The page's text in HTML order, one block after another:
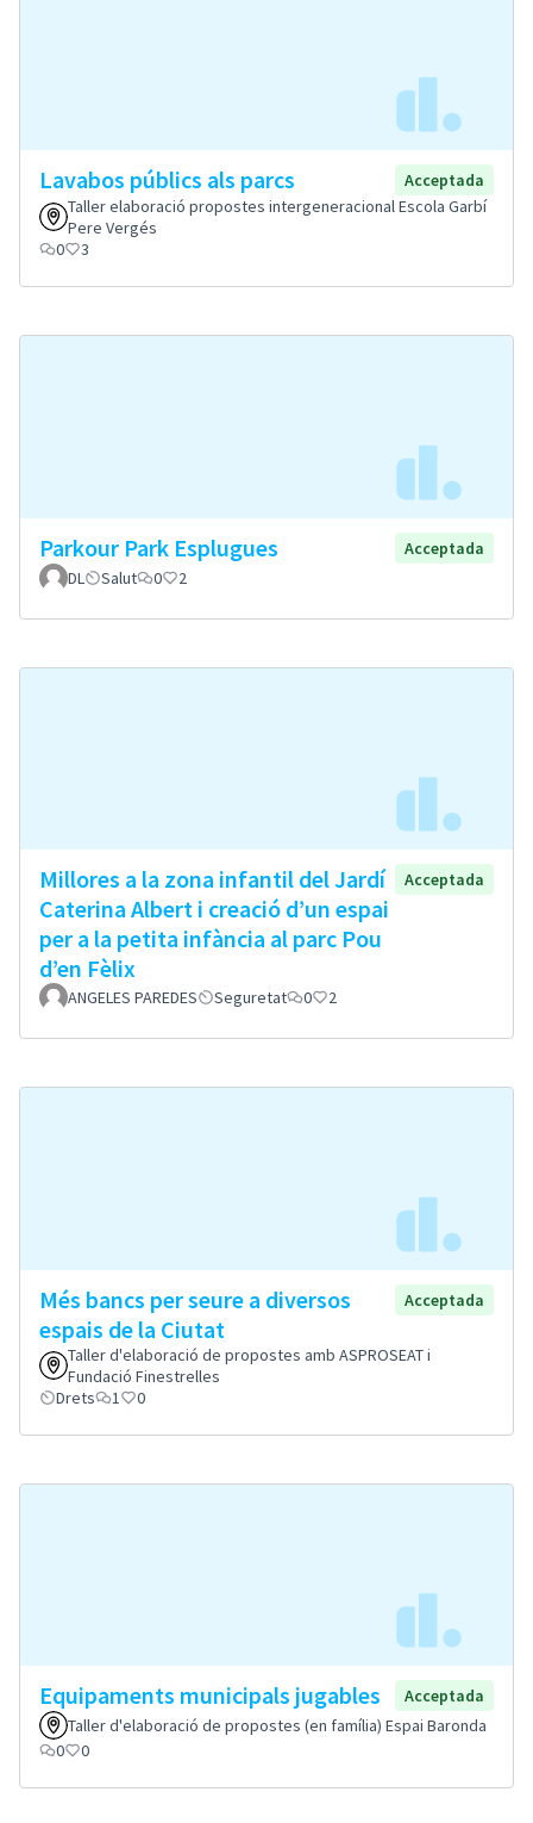
Lavabos públics als parcs
Acceptada
Taller elaboració propostes intergeneracional Escola Garbí
Pere Vergés
0
3
Parkour Park Esplugues
Acceptada
DL
Salut 0 2
Millores a la zona infantil del Jardí
Caterina Albert i creació d’un espai
per a la petita infància al parc Pou
d’en Fèlix
Acceptada
ANGELES PAREDES Seguretat 0 2
Més bancs per seure a diversos
espais de la Ciutat
Acceptada
Taller d'elaboració de propostes amb ASPROSEAT i
Fundació Finestrelles
Drets
1 0
Equipaments municipals jugables
Acceptada
Taller d'elaboració de propostes (en família) Espai Baronda
0
0